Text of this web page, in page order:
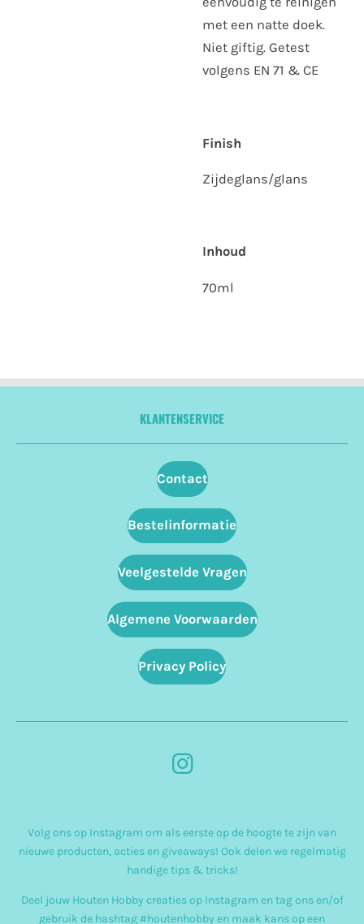
met een natte doek.
Niet giftig. Getest
volgens EN 71 & CE
Finish
Zijdeglans/glans
Inhoud
70ml
KLANTENSERVICE
Contact
Bestelinformatie
Veelgestelde Vragen
Algemene Voorwaarden
Privacy Policy
I
t
a
g
Volg ons op Instagram om als eerste op de hoogte te zijn van
nieuwe producten, acties en giveaways! Ook delen we regelmatig
handige tips & tricks!
Deel jouw Houten Hobby creaties op Instagram en tag ons en/of
gebruik de hashtag #houtenhobby en maak kans op een